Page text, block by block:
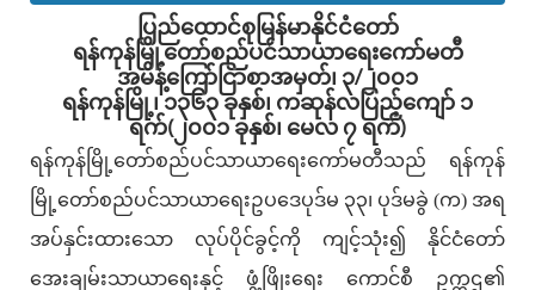
ပြည်ထောင်စုမြန်မာနိုင်ငံတော်
ရန်ကုန်မြို့တော်စည်ပင်သာယာရေးကော်မတီ
အမိန့်ကြော်ငြာစာအမှတ်၊ ၃/၂၀၀၁
ရန်ကုန်မြို့၊ ၁၃၆၃ ခုနှစ်၊ ကဆုန်လပြည့်ကျော် ၁
ရက်(၂၀၀၁ ခုနှစ်၊ မေလ ၇ ရက်)
ရန်ကုန်မြို့တော်စည်ပင်သာယာရေးကော်မတီသည် ရန်ကုန်
မြို့တော်စည်ပင်သာယာရေးဥပဒေပုဒ်မ ၃၃၊ ပုဒ်မခွဲ (က) အရ
အပ်နှင်းထားသော လုပ်ပိုင်ခွင့်ကို ကျင့်သုံး၍ နိုင်ငံတော်
အေးချမ်းသာယာရေးနှင့် ဖွံ့ဖြိုးရေး ကောင်စီ ဥက္ကဌ၏